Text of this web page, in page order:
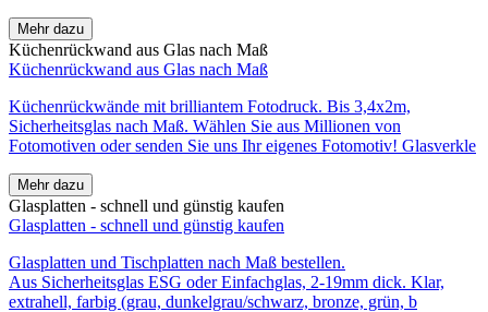
Mehr dazu
Küchenrückwand aus Glas nach Maß
Küchenrückwand aus Glas nach Maß
Küchenrückwände mit brilliantem Fotodruck. Bis 3,4x2m,
Sicherheitsglas nach Maß. Wählen Sie aus Millionen von
Fotomotiven oder senden Sie uns Ihr eigenes Fotomotiv! Glasverkle
Mehr dazu
Glasplatten - schnell und günstig kaufen
Glasplatten - schnell und günstig kaufen
Glasplatten und Tischplatten nach Maß bestellen.
Aus Sicherheitsglas ESG oder Einfachglas, 2-19mm dick. Klar,
extrahell, farbig (grau, dunkelgrau/schwarz, bronze, grün, b